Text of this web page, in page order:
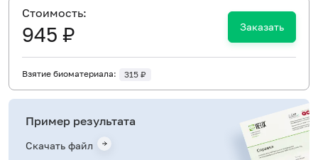
Cтоимость:
945 ₽ Заказать
Взятие биоматериала: 315 ₽
Пример результата
Скачать файл